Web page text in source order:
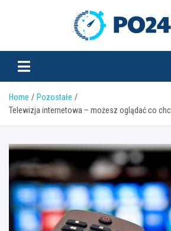
Home
Pozostałe
Telewizja internetowa – możesz oglądać co